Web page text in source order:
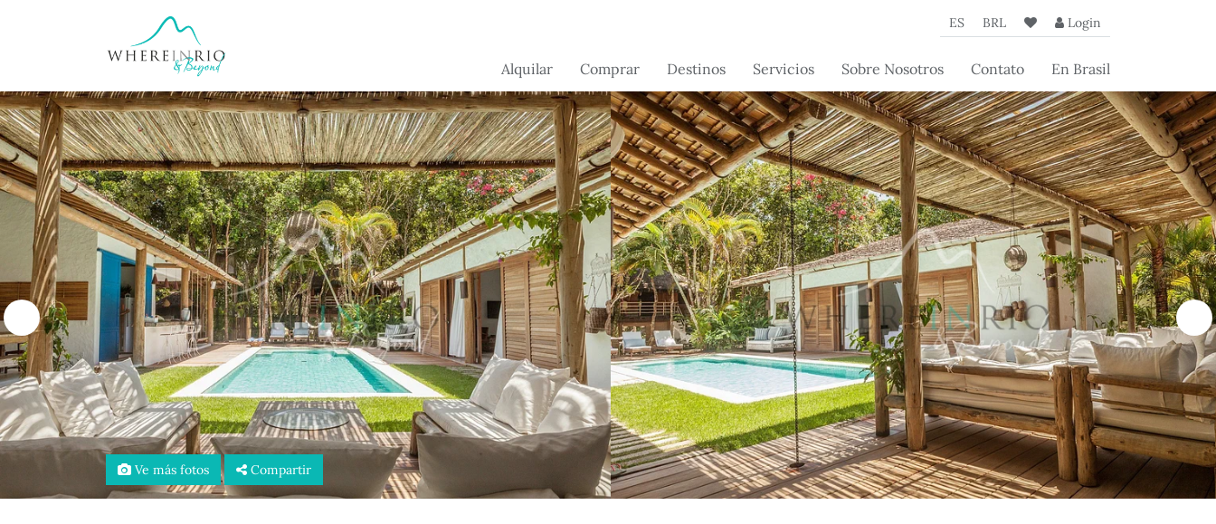
ES BRL Login
Alquilar Comprar
Brasil
Suiza
Portugal -
Próximamente
France -
próximamente
Flórida -
próximamente
Destinos
Brasil
França
Portugal
Servicios
Servicios de
conserjería
Servicios a los
propietarios
Sobre Nosotros
La Agencia
Nuestros Socios
Artículos Beyond
Contato En Brasil
Ve más fotos Compartir